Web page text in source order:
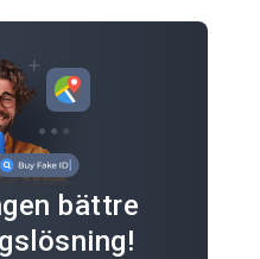
bättre